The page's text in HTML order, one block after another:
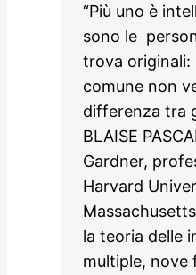
“Più uno è
sono le
trova originali:
comune non
differenza tra
BLAISE
Gardner,
Harvard
la teoria delle
multiple, nove